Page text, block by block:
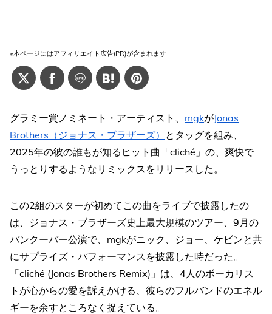
※本ページにはアフィリエイト広告(PR)が含まれます
グラミー賞ノミネート・アーティスト、 mgkがJonas
Brothers（ジョナス・ブラザーズ） とタッグを組み、
2025年の彼の誰もが知るヒット曲「cliché」の、爽快で
うっとりするようなリミックスをリリースした。
この2組のスターが初めてこの曲をライブで披露したの
は、ジョナス・ブラザーズ史上最大規模のツアー、9月の
バンクーバー公演で、mgkがニック、ジョー、ケビンと共
にサプライズ・パフォーマンスを披露した時だった。
「cliché (Jonas Brothers Remix)」は、4人のボーカリス
トが心からの愛を訴えかける、彼らのフルバンドのエネル
ギーを余すところなく捉えている。